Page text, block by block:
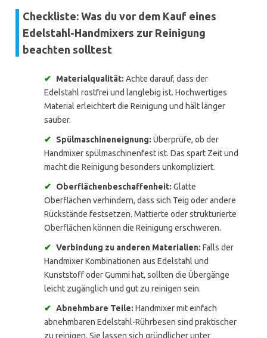
Checkliste: Was du vor dem Kauf eines
Edelstahl-Handmixers zur Reinigung
beachten solltest
✔ Materialqualität: Achte darauf, dass der
Edelstahl rostfrei und langlebig ist. Hochwertiges
Material erleichtert die Reinigung und hält länger
sauber.
✔ Spülmaschineneignung: Überprüfe, ob der
Handmixer spülmaschinenfest ist. Das spart Zeit und
macht die Reinigung besonders unkompliziert.
✔ Oberflächenbeschaffenheit: Glatte
Oberflächen verhindern, dass sich Teig oder andere
Rückstände festsetzen. Mattierte oder strukturierte
Oberflächen können die Reinigung erschweren.
✔ Verbindung zu anderen Materialien: Falls der
Handmixer Kombinationen aus Edelstahl und
Kunststoff oder Gummi hat, sollten die Übergänge
leicht zugänglich und gut zu reinigen sein.
✔ Abnehmbare Teile: Handmixer mit einfach
abnehmbaren Edelstahl-Rührbesen sind praktischer
zu reinigen. Sie lassen sich gründlicher unter